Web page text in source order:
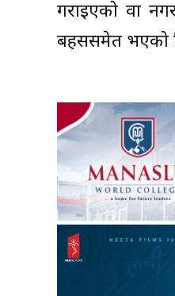
गराइएको वा
बहससमेत भएको